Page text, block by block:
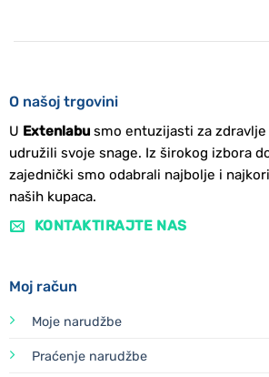
O našoj trgovini
U Extenlabusmo entuzijasti za
udružili svoje snage. Iz širokog izbora
zajednički smo odabrali najbolje i
naših kupaca.
KONTAKTIRAJTE NAS
Moj račun
Moje narudžbe
Praćenje narudžbe